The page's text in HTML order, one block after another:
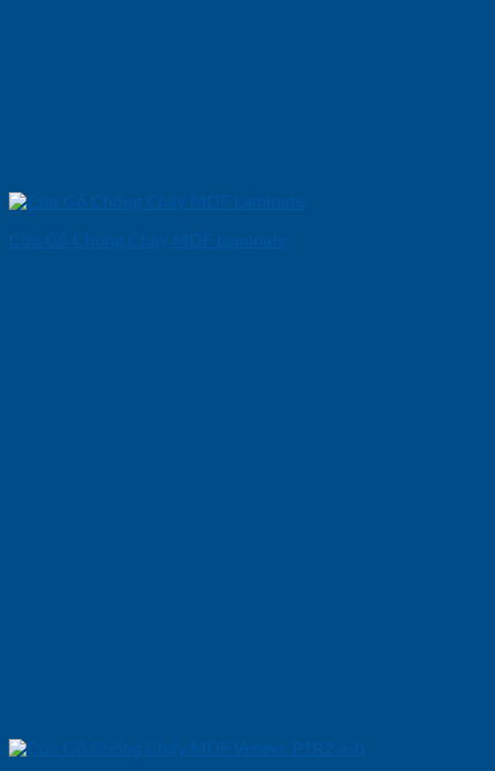
Cửa Gỗ Chống Cháy MDF Laminate